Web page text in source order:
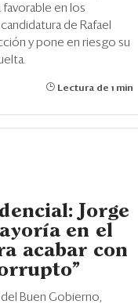
en los
de Rafael
y pone en riesgo su
Lectura de 1 min
Jorge
en el
acabar con
Buen Gobierno,